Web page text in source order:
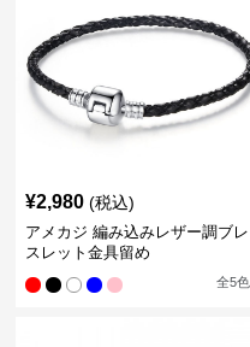
¥2,980 (税込)
アメカジ 編み込みレザー調ブレ
スレット金具留め
全5色